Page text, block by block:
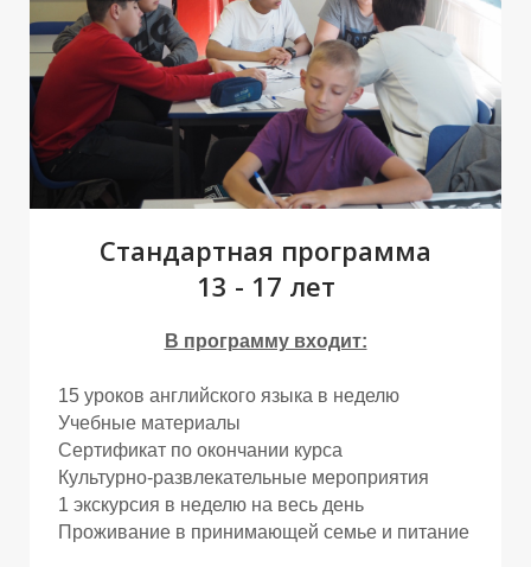
Р
Стандартная программа
13 - 17 лет
В программу входит:
15 уроков английского языка в неделю
Учебные материалы
Сертификат по окончании курса
Культурно-развлекательные мероприятия
1 экскурсия в неделю на весь день
Проживание в принимающей семье и питание
Р